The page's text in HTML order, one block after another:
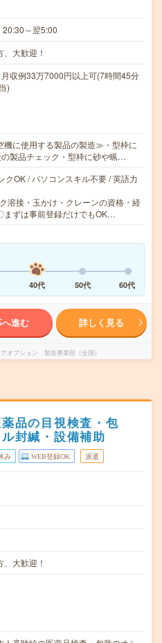
～翌5:00
大歓迎！
収例33万7000円以上可(7時間45分
)
に使用する製品の製造≫・型枠に
製品チェック・型枠に砂や蝋…
クOK / パソコンスキル不要 / 英語力
接・玉かけ・クレーンの資格・経
まずは事前登録だけでもOK…
40代 50代 60代
へ進む 詳しく見る
オプション 製造事業部（全国）
品の目視検査・包
封緘・設備補助
み WEB登録OK 派遣
大歓迎！